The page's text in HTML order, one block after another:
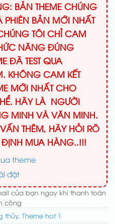
BẢN THEME CHÚNG
PHIÊN BẢN MỚI NHẤT
TÔI CHỈ CAM
NĂNG ĐÚNG
ĐÃ TEST QUA
KHÔNG CAM KẾT
MỚI NHẤT CHO
HÃY LÀ NGƯỜI
MINH VÀ VĂN MINH.
THÊM, HÃY HỎI RÕ
ĐỊNH MUA HÀNG..!!!
theme
đặt
của bạn ngay khi thanh toán
công
thủy, Theme hot 1